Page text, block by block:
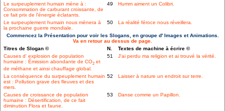
Le surpeuplement humain mène à :
Consommation de carburant croissante, de
ce fait prix de l'énergie éclatants.
49 Humm aiment un Colibri.
Le surpeuplement humain nous mènera à
la prochaine guerre mondiale.
50 La réalité féroce nous réveillera.
Commencez la Présentation pour voir les Slogans, en groupe d' Images et Animations.
Va en retour au dessus de page.
Titres de Slogan ©
N.
Textes de machine à écrire ©
Causes d' explosion de population
humaine : Émission abondante de CO2 et
de méthane et ainsi chauffage global.
51 J'ai perdu ma religion et ai trouvé la vérité.
La conséquence du surpeuplement humain
est : Pollution grave des fleuves et des
mers.
52 Laisser à nature un endroit sur terre.
Causes de croissance de population
humaine : Désertification, de ce fait
diminution Flora et faune.
53 Danse comme un Papillon.